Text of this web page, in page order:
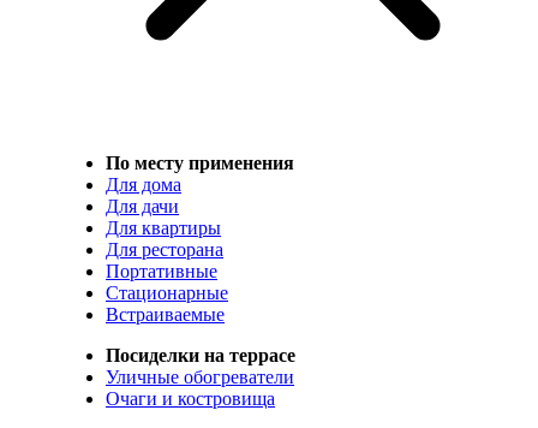
По месту применения
Для дома
Для дачи
Для квартиры
Для ресторана
Портативные
Стационарные
Встраиваемые
Посиделки на террасе
Уличные обогреватели
Очаги и костровища